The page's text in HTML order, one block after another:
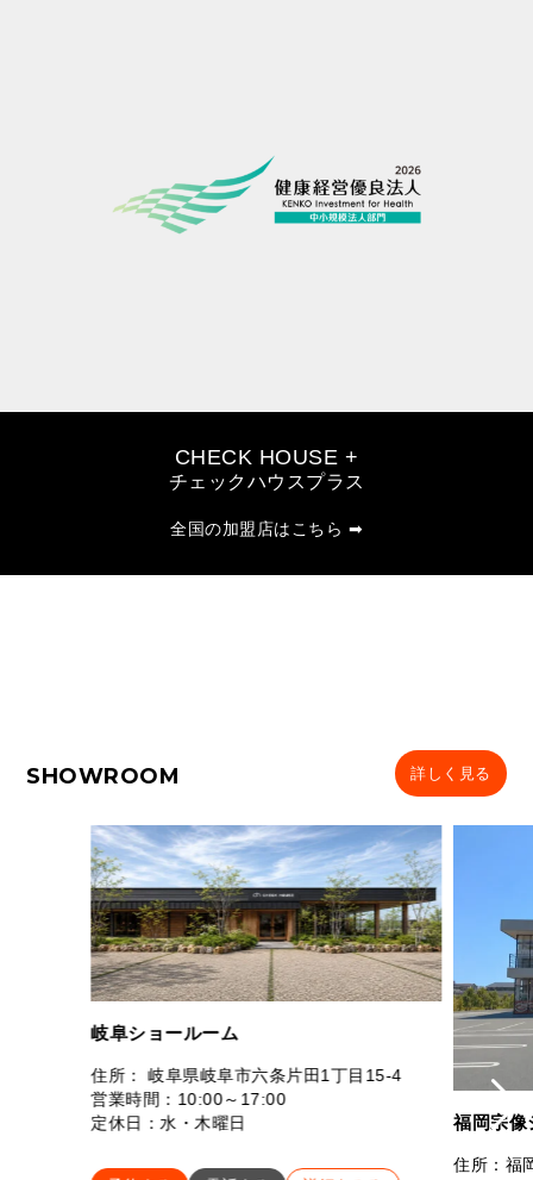
CHECK HOUSE +
チェックハウスプラス
全国の加盟店はこちら ➡
SHOWROOM 詳しく見る
岐阜ショールーム
住所： 岐阜県岐阜市六条片田1丁目15-4
営業時間：10:00～17:00
定休日：水・木曜日
福岡宗像
住所：福